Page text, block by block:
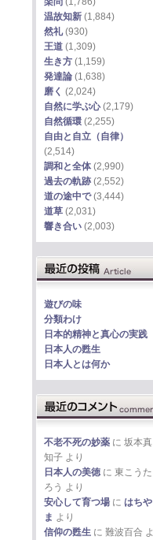
温故知新 (1,884)
然礼(930)
王道 (1,309)
生き方 (1,159)
発達論 (1,638)
磨く (2,024)
自然に学ぶ心(2,179)
自然循環 (2,255)
自由と自立（自律）
(2,514)
調和と全体 (2,990)
過去の軌跡 (2,552)
道の途中で(3,444)
道草 (2,031)
響き合い (2,003)
遊びの味
分類わけ
日本的精神と真心の実践
日本人の甦生
日本人とは何か
不老不死の妙薬 に 坂本真
知子 より
日本人の美徳に 東こうた
ろう より
安心して育つ場 に はちや
ま より
信仰の甦生 に 難波百合 よ